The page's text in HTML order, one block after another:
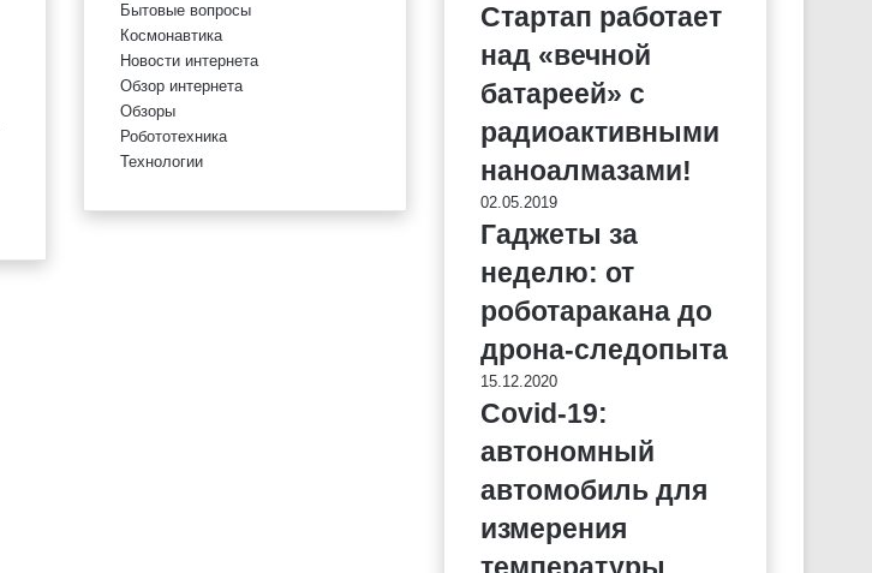
Бытовые вопросы
Космонавтика
Новости интернета
Обзор интернета
Обзоры
Робототехника
Технологии
Стартап работает
над «вечной
батареей» с
радиоактивными
наноалмазами!
02.05.2019
Гаджеты за
неделю: от
роботаракана до
дрона-следопыта
15.12.2020
Covid-19:
автономный
автомобиль для
измерения